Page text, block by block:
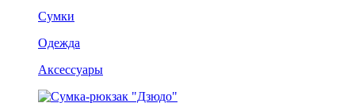
Сумки
Одежда
Аксессуары